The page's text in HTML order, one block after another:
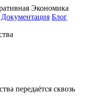
Экономика
Документация Блог
передаётся сквозь